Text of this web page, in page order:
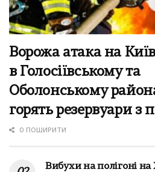
Ворожа атака на
в Голосіївському та
Оболонському
горять резервуари з
0 ПОШИРИТИ
Вибухи на полігоні